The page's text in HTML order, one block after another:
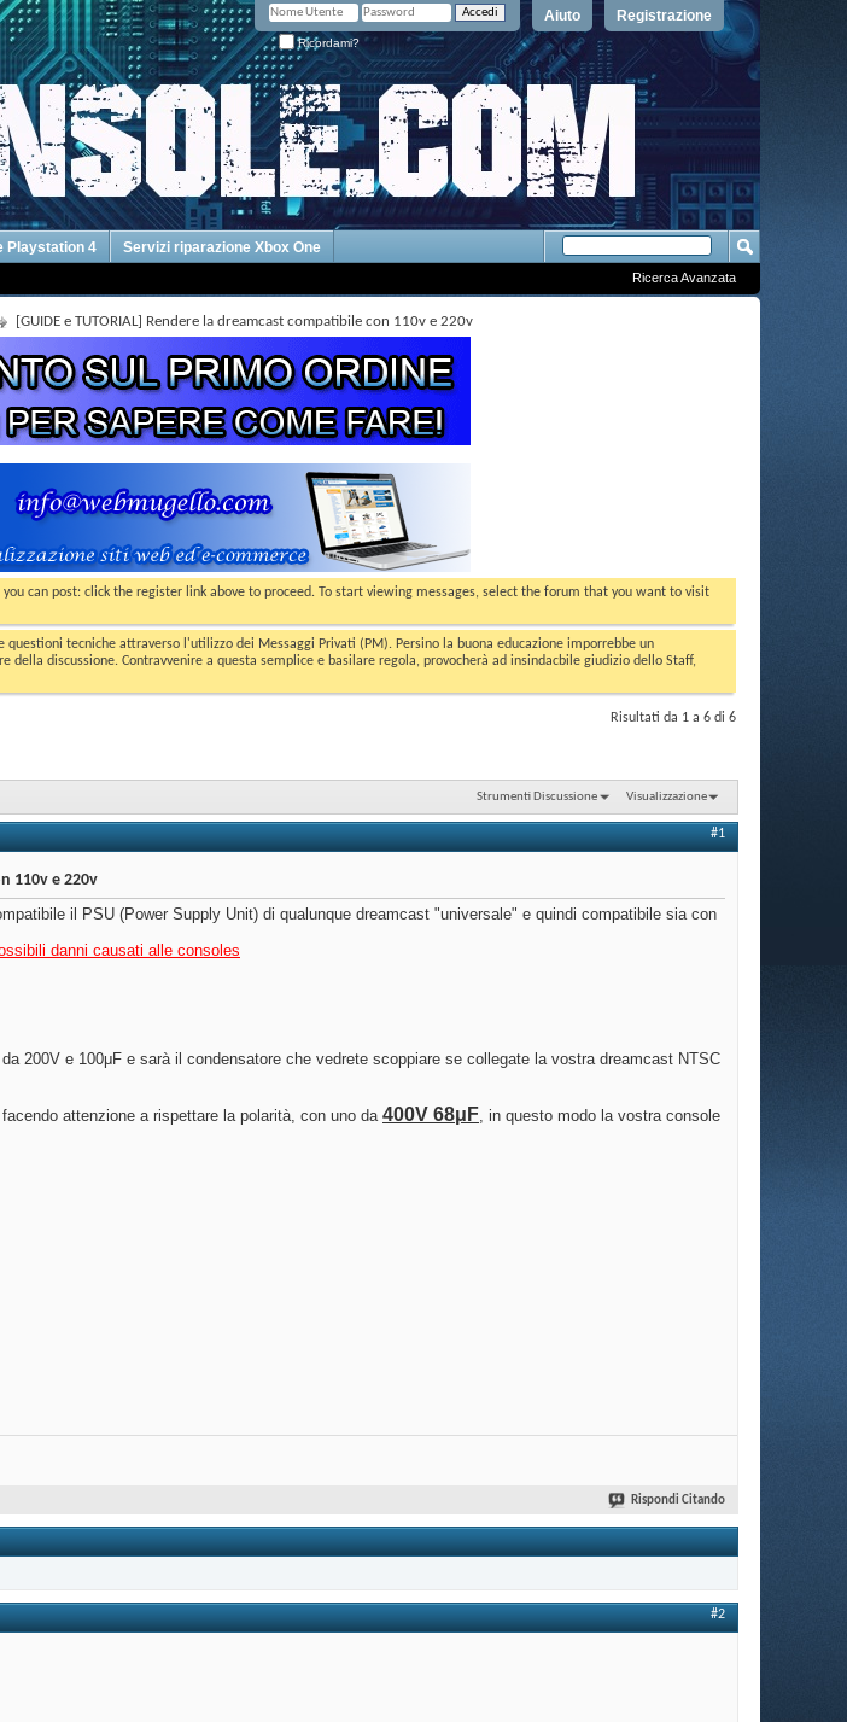
Registrazione
Aiuto
Ricordami?
Playstation 4 Servizi riparazione Xbox One
Ricerca Avanzata
[GUIDE e TUTORIAL] Rendere la dreamcast compatibile con 110v e 220v
you can post: click the register link above to proceed. To start viewing messages, select the forum that you want to visit
tecniche attraverso l'utilizzo dei Messaggi Privati (PM). Persino la buona educazione imporrebbe un
discussione. Contravvenire a questa semplice e basilare regola, provocherà ad insindacbile giudizio dello Staff,
Risultati da 1 a 6 di 6
Strumenti Discussione Visualizzazione
#1
110v e 220v
il PSU (Power Supply Unit) di qualunque dreamcast "universale" e quindi compatibile sia con
danni causati alle consoles
200V e 100μF e sarà il condensatore che vedrete scoppiare se collegate la vostra dreamcast NTSC
attenzione a rispettare la polarità, con uno da 400V 68μF, in questo modo la vostra console
Rispondi Citando
#2